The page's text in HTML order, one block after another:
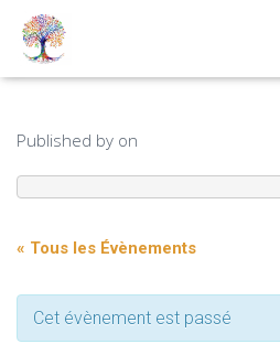
Published by on
« Tous les Évènements
Cet évènement est passé